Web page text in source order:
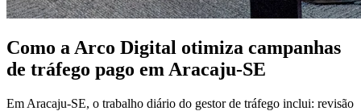
Como a Arco Digital otimiza campanhas
de tráfego pago em Aracaju-SE
Em Aracaju-SE, o trabalho diário do gestor de tráfego inclui: revisão